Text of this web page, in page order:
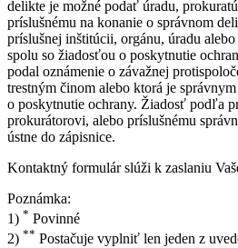
delikte je možné podať úradu,
príslušnému na konanie o správnom
príslušnej inštitúcii, orgánu, úradu
spolu so žiadosťou o poskytnutie
podal oznámenie o závažnej
trestným činom alebo ktorá je
o poskytnutie ochrany. Žiadosť podľa
prokurátorovi, alebo príslušnému
ústne do zápisnice.
Kontaktný formulár slúži k zaslaniu
Poznámka:
1) * Povinné
2) ** Postačuje vyplniť len jeden z